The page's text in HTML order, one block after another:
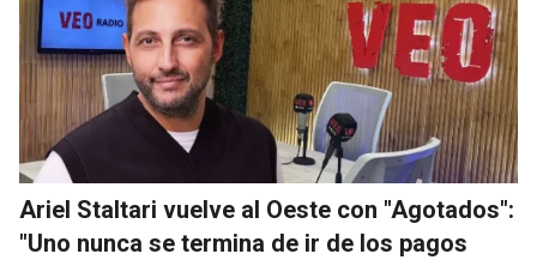
Ariel Staltari vuelve al Oeste con "Agotados":
"Uno nunca se termina de ir de los pagos